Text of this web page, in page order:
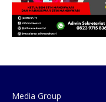
Media Group